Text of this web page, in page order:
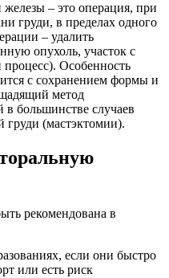
– это операция, при
груди, в пределах одного
– удалить
опухоль, участок с
процесс). Особенность
с сохранением формы и
метод
в большинстве случаев
груди (мастэктомии).
рекомендована в
если они быстро
или есть риск